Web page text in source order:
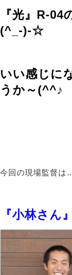
『光』R-
(^_-)-☆
いい感じに
うか～(^^♪
今回の現場監督は
『小林さん』